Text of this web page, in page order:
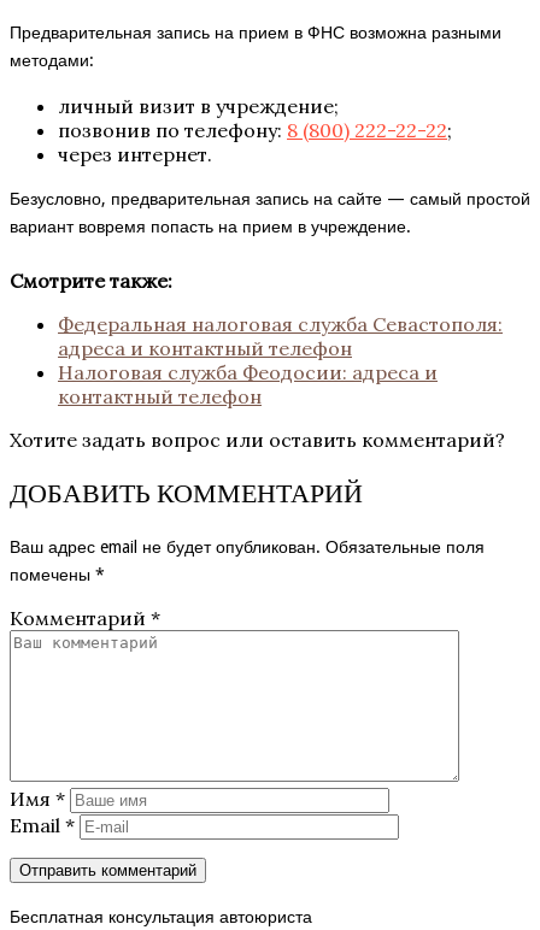
Предварительная запись на прием в ФНС возможна разными
методами:
личный визит в учреждение;
позвонив по телефону: 8 (800) 222-22-22;
через интернет.
Безусловно, предварительная запись на сайте — самый простой
вариант вовремя попасть на прием в учреждение.
Смотрите также:
Федеральная налоговая служба Севастополя:
адреса и контактный телефон
Налоговая служба Феодосии: адреса и
контактный телефон
Хотите задать вопрос или оставить комментарий?
ДОБАВИТЬ КОММЕНТАРИЙ
Ваш адрес email не будет опубликован. Обязательные поля
помечены *
Комментарий *
Имя *
Email *
Бесплатная консультация автоюриста